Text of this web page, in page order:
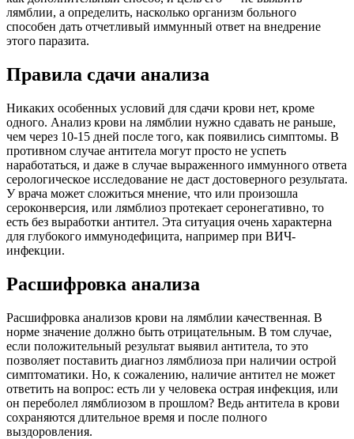
лямблии, а определить, насколько организм больного
способен дать отчетливый иммунный ответ на внедрение
этого паразита.
Правила сдачи анализа
Никаких особенных условий для сдачи крови нет, кроме
одного. Анализ крови на лямблии нужно сдавать не раньше,
чем через 10-15 дней после того, как появились симптомы. В
противном случае антитела могут просто не успеть
наработаться, и даже в случае выраженного иммунного ответа
серологическое исследование не даст достоверного результата.
У врача может сложиться мнение, что или произошла
сероконверсия, или лямблиоз протекает серонегативно, то
есть без выработки антител. Эта ситуация очень характерна
для глубокого иммунодефицита, например при ВИЧ-
инфекции.
Расшифровка анализа
Расшифровка анализов крови на лямблии качественная. В
норме значение должно быть отрицательным. В том случае,
если положительный результат выявил антитела, то это
позволяет поставить диагноз лямблиоза при наличии острой
симптоматики. Но, к сожалению, наличие антител не может
ответить на вопрос: есть ли у человека острая инфекция, или
он переболел лямблиозом в прошлом? Ведь антитела в крови
сохраняются длительное время и после полного
выздоровления.